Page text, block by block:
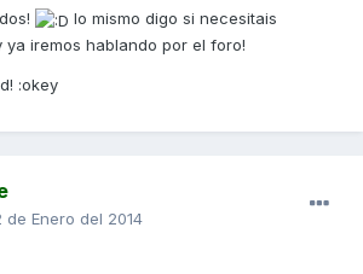
lo mismo digo si necesitais
ya iremos hablando por el foro!
:okey
de Enero del 2014